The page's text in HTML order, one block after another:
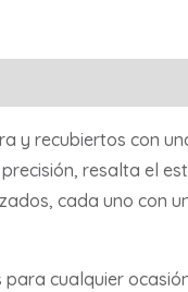
y recubiertos con
resalta el
cada uno con
cualquier